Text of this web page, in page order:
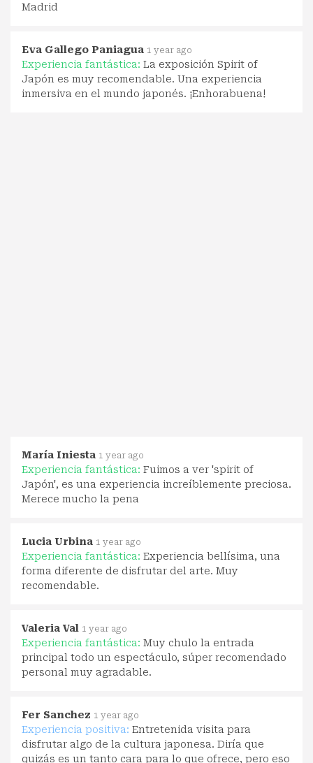
Madrid
Eva Gallego Paniagua 1 year ago
Experiencia fantástica: La exposición Spirit of
Japón es muy recomendable. Una experiencia
inmersiva en el mundo japonés. ¡Enhorabuena!
María Iniesta 1 year ago
Experiencia fantástica: Fuimos a ver 'spirit of
Japón', es una experiencia increíblemente preciosa.
Merece mucho la pena
Lucia Urbina 1 year ago
Experiencia fantástica: Experiencia bellísima, una
forma diferente de disfrutar del arte. Muy
recomendable.
Valeria Val 1 year ago
Experiencia fantástica: Muy chulo la entrada
principal todo un espectáculo, súper recomendado
personal muy agradable.
Fer Sanchez 1 year ago
Experiencia positiva: Entretenida visita para
disfrutar algo de la cultura japonesa. Diría que
quizás es un tanto cara para lo que ofrece, pero eso